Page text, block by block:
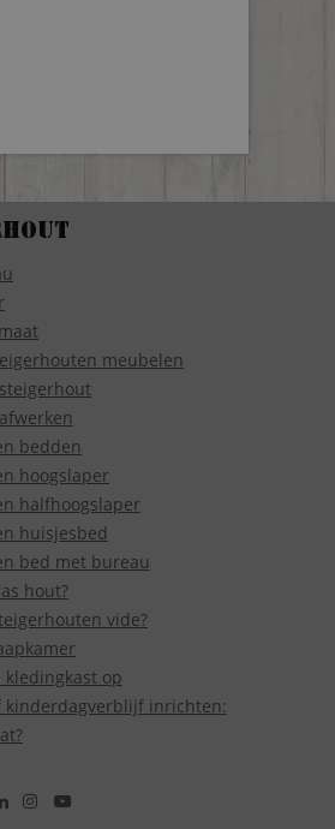
meubelen
bedden
hoogslaper
halfhoogslaper
huisjesbed
bed met bureau
hout?
vide?
op
kinderdagverblijf inrichten: